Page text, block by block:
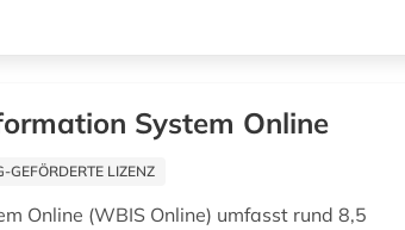
System Online
GEFÖRDERTE LIZENZ
Online (WBIS Online) umfasst rund 8,5